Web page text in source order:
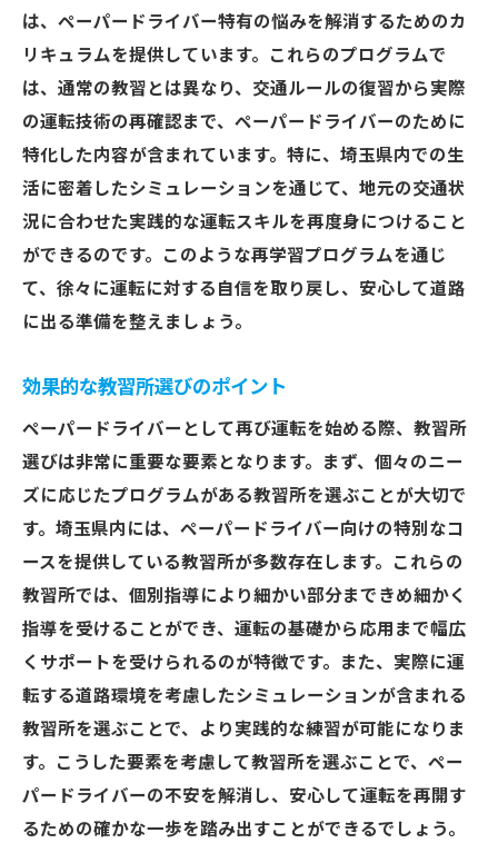
は、ペーパードライバー特有の悩みを解消するためのカ
リキュラムを提供しています。これらのプログラムで
は、通常の教習とは異なり、交通ルールの復習から実際
の運転技術の再確認まで、ペーパードライバーのために
特化した内容が含まれています。特に、埼玉県内での生
活に密着したシミュレーションを通じて、地元の交通状
況に合わせた実践的な運転スキルを再度身につけること
ができるのです。このような再学習プログラムを通じ
て、徐々に運転に対する自信を取り戻し、安心して道路
に出る準備を整えましょう。
効果的な教習所選びのポイント
ペーパードライバーとして再び運転を始める際、教習所
選びは非常に重要な要素となります。まず、個々のニー
ズに応じたプログラムがある教習所を選ぶことが大切で
す。埼玉県内には、ペーパードライバー向けの特別なコ
ースを提供している教習所が多数存在します。これらの
教習所では、個別指導により細かい部分まできめ細かく
指導を受けることができ、運転の基礎から応用まで幅広
くサポートを受けられるのが特徴です。また、実際に運
転する道路環境を考慮したシミュレーションが含まれる
教習所を選ぶことで、より実践的な練習が可能になりま
す。こうした要素を考慮して教習所を選ぶことで、ペー
パードライバーの不安を解消し、安心して運転を再開す
るための確かな一歩を踏み出すことができるでしょう。